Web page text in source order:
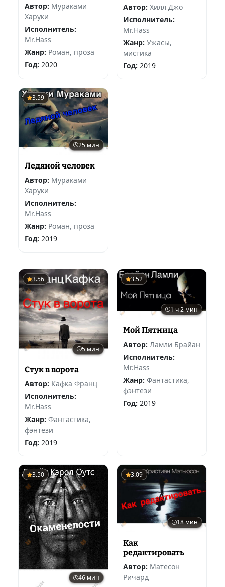
Автор: Мураками
Харуки
Исполнитель:
Mr.Hass
Жанр: Роман, проза
Год: 2020
Автор: Хилл Джо
Исполнитель:
Mr.Hass
Жанр: Ужасы,
мистика
Год: 2019
3.59
25 мин
Ледяной человек
Автор: Мураками
Харуки
Исполнитель:
Mr.Hass
Жанр: Роман, проза
Год: 2019
3.56
5 мин
Стук в ворота
Автор: Кафка Франц
Исполнитель:
Mr.Hass
Жанр: Фантастика,
фэнтези
Год: 2019
3.52
1 ч 2 мин
Мой Пятница
Автор: Ламли Брайан
Исполнитель:
Mr.Hass
Жанр: Фантастика,
фэнтези
Год: 2019
3.50
46 мин
3.09
18 мин
Как
редактировать
Автор: Матесон
Ричард